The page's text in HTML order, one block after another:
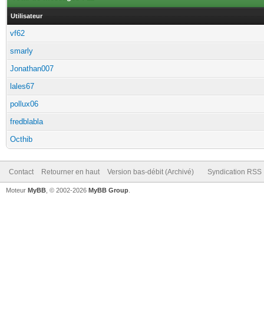
Utilisateur
vf62
smarly
Jonathan007
lales67
pollux06
fredblabla
Octhib
Contact Retourner en haut Version bas-débit (Archivé) Syndication RSS
Moteur MyBB , © 2002-2026 MyBB Group